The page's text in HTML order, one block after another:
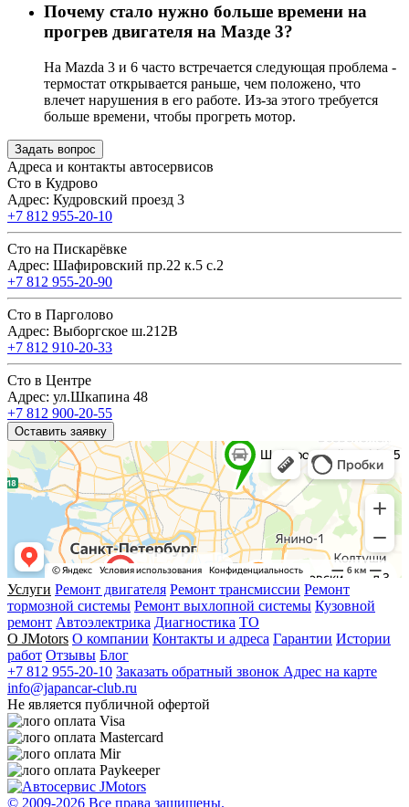
Почему стало нужно больше времени на
прогрев двигателя на Мазде 3?
На Mazda 3 и 6 часто встречается следующая проблема -
термостат открывается раньше, чем положено, что
влечет нарушения в его работе. Из-за этого требуется
больше времени, чтобы прогреть мотор.
Задать вопрос
Адреса и контакты автосервисов
Сто в Кудрово
Адрес: Кудровский проезд 3
+7 812 955-20-10
Сто на Пискарёвке
Адрес: Шафировский пр.22 к.5 с.2
+7 812 955-20-90
Сто в Парголово
Адрес: Выборгское ш.212В
+7 812 910-20-33
Сто в Центре
Адрес: ул.Шкапина 48
+7 812 900-20-55
Оставить заявку
Услуги Ремонт двигателя Ремонт трансмиссии Ремонт
тормозной системы Ремонт выхлопной системы Кузовной
ремонт Автоэлектрика Диагностика ТО
О JMotors О компании Контакты и адреса Гарантии Истории
работ Отзывы Блог
+7 812 955-20-10 Заказать обратный звонок Адрес на карте
info@japancar-club.ru
Не является публичной офертой
© 2009-2026 Все права защищены.